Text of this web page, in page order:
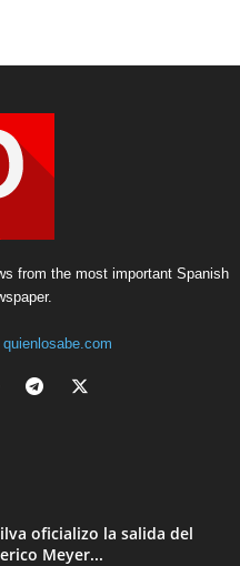
from the most important Spanish
oficializo la salida del
Meyer...